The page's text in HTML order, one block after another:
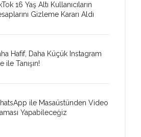
16 Yaş Altı Kullanıcıların
Gizleme Kararı Aldı
Hafif, Daha Küçük Instagram
ile Tanışın!
ile Masaüstünden Video
Yapabileceğiz